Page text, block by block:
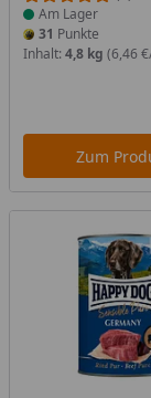
Am Lager
31 Punkte
Inhalt: 4,8 kg (6,46
Zum